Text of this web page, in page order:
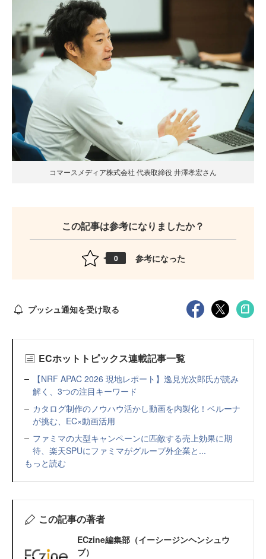
コマースメディア株式会社 代表取締役 井澤孝宏さん
この記事は参考になりましたか？
0 参考になった
プッシュ通知を受け取る
ECホットトピックス連載記事一覧
【NRF APAC 2026 現地レポート】逸見光次郎氏が読み
解く、3つの注目キーワード
カタログ制作のノウハウ活かし動画を内製化！ベルーナ
が挑む、EC×動画活用
ファミマの大型キャンペーンに匹敵する売上効果に期
待、楽天SPUにファミマがグループ外企業と...
もっと読む
この記事の著者
ECzine編集部（イーシージンヘンシュウ
ブ）